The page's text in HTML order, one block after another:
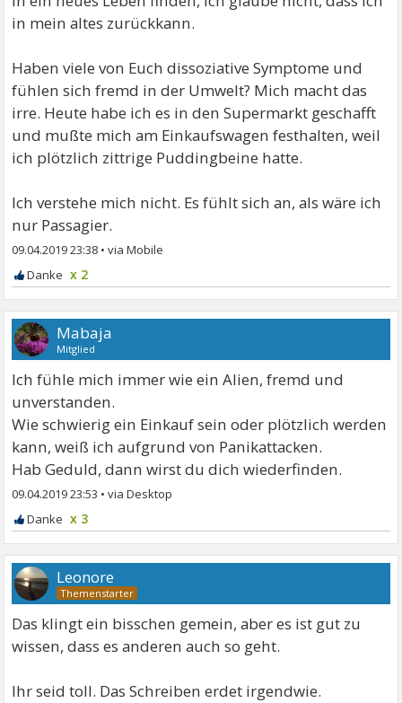
in mein altes zurückkann.
Haben viele von Euch dissoziative Symptome und
fühlen sich fremd in der Umwelt? Mich macht das
irre. Heute habe ich es in den Supermarkt geschafft
und mußte mich am Einkaufswagen festhalten, weil
ich plötzlich zittrige Puddingbeine hatte.
Ich verstehe mich nicht. Es fühlt sich an, als wäre ich
nur Passagier.
09.04.2019 23:38 •
x 2
Mabaja
Mitglied
Ich fühle mich immer wie ein Alien, fremd und
unverstanden.
Wie schwierig ein Einkauf sein oder plötzlich werden
kann, weiß ich aufgrund von Panikattacken.
Hab Geduld, dann wirst du dich wiederfinden.
09.04.2019 23:53 •
x 3
Leonore
Das klingt ein bisschen gemein, aber es ist gut zu
wissen, dass es anderen auch so geht.
Ihr seid toll. Das Schreiben erdet irgendwie.